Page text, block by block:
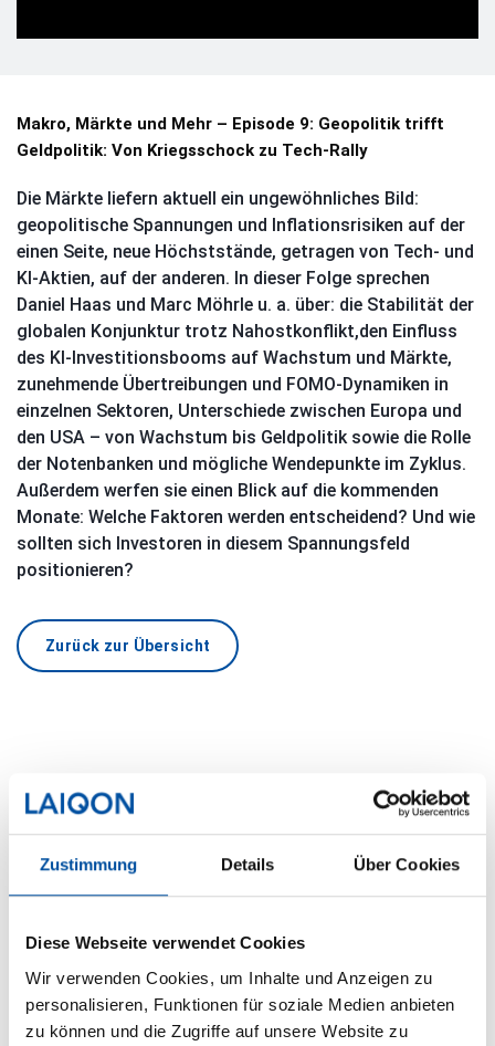
Zustimmung Details Über Cookies
Diese Webseite verwendet Cookies
Wir verwenden Cookies, um Inhalte und Anzeigen zu
personalisieren, Funktionen für soziale Medien anbieten
zu können und die Zugriffe auf unsere Website zu
Makro, Märkte und Mehr – Episode 9: Geopolitik trifft
Geldpolitik: Von Kriegsschock zu Tech-Rally
Die Märkte liefern aktuell ein ungewöhnliches Bild:
geopolitische Spannungen und Inflationsrisiken auf der
einen Seite, neue Höchststände, getragen von Tech- und
KI-Aktien, auf der anderen. In dieser Folge sprechen
Daniel Haas und Marc Möhrle u. a. über: die Stabilität der
globalen Konjunktur trotz Nahostkonflikt,den Einfluss
des KI-Investitionsbooms auf Wachstum und Märkte,
zunehmende Übertreibungen und FOMO-Dynamiken in
einzelnen Sektoren, Unterschiede zwischen Europa und
den USA – von Wachstum bis Geldpolitik sowie die Rolle
der Notenbanken und mögliche Wendepunkte im Zyklus.
Außerdem werfen sie einen Blick auf die kommenden
Monate: Welche Faktoren werden entscheidend? Und wie
sollten sich Investoren in diesem Spannungsfeld
positionieren?
Zurück zur Übersicht
Weitere Podcastfolgen